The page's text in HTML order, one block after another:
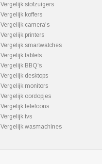
Vergelijk stofzuigers
Vergelijk koffers
Vergelijk camera's
Vergelijk printers
Vergelijk smartwatches
Vergelijk tablets
Vergelijk BBQ's
Vergelijk desktops
Vergelijk monitors
Vergelijk oordopjes
Vergelijk telefoons
Vergelijk tvs
Vergelijk wasmachines